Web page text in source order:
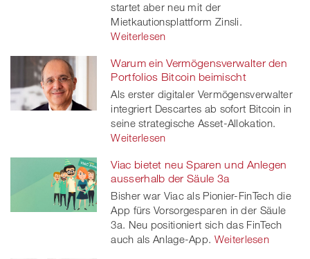
startet aber neu mit der
Mietkautionsplattform Zinsli.
Weiterlesen
Warum ein Vermögensverwalter den
Portfolios Bitcoin beimischt
Als erster digitaler Vermögensverwalter
integriert Descartes ab sofort Bitcoin in
seine strategische Asset-Allokation.
Weiterlesen
Viac bietet neu Sparen und Anlegen
ausserhalb der Säule 3a
Bisher war Viac als Pionier-FinTech die
App fürs Vorsorgesparen in der Säule
3a. Neu positioniert sich das FinTech
auch als Anlage-App. Weiterlesen